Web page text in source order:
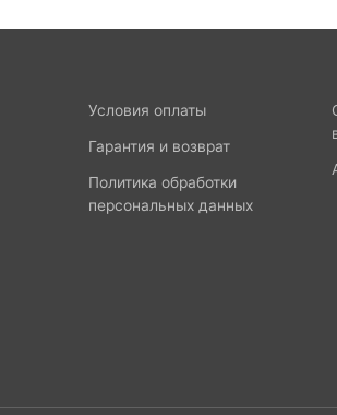
Условия оплаты
Гарантия и возврат
Политика обработки
персональных данных